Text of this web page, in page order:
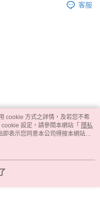
客服
cookie 方式之詳情，及若您不希
設定，請參閱本網站「 隱私
即表示您同意本公司得按本網站使